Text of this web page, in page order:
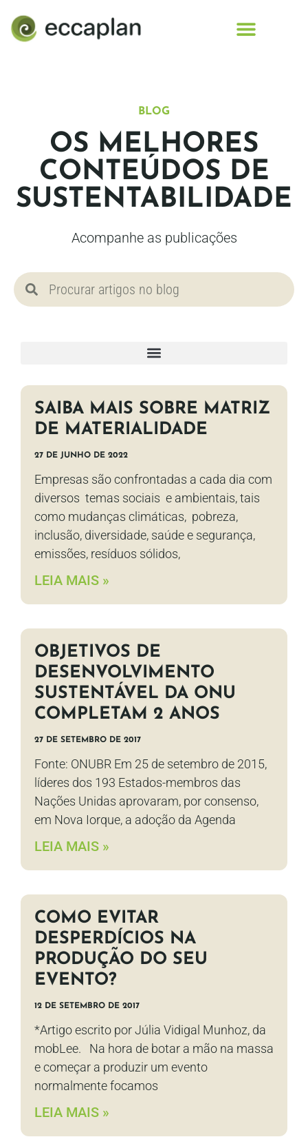
BLOG
OS MELHORES
CONTEÚDOS DE
SUSTENTABILIDADE
Acompanhe as publicações
SAIBA MAIS SOBRE MATRIZ
DE MATERIALIDADE
27 DE JUNHO DE 2022
Empresas são confrontadas a cada dia com
diversos temas sociais e ambientais, tais
como mudanças climáticas, pobreza,
inclusão, diversidade, saúde e segurança,
emissões, resíduos sólidos,
LEIA MAIS »
OBJETIVOS DE
DESENVOLVIMENTO
SUSTENTÁVEL DA ONU
COMPLETAM 2 ANOS
27 DE SETEMBRO DE 2017
Fonte: ONUBR Em 25 de setembro de 2015,
líderes dos 193 Estados-membros das
Nações Unidas aprovaram, por consenso,
em Nova Iorque, a adoção da Agenda
LEIA MAIS »
COMO EVITAR
DESPERDÍCIOS NA
PRODUÇÃO DO SEU
EVENTO?
12 DE SETEMBRO DE 2017
*Artigo escrito por Júlia Vidigal Munhoz, da
mobLee. Na hora de botar a mão na massa
e começar a produzir um evento
normalmente focamos
LEIA MAIS »